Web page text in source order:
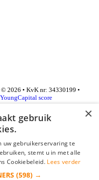
2026 • KvK nr: 34330199 •
YoungCapital score
×
gebruik
uw gebruikerservaring te
stemt u in met alle
Cookiebeleid. Lees verder
(598) →